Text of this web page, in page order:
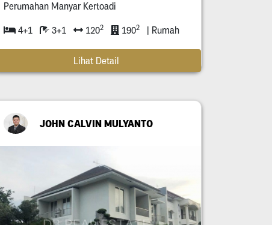
Perumahan Manyar Kertoadi
4+1 3+1 1202 1902 | Rumah
Lihat Detail
JOHN CALVIN MULYANTO